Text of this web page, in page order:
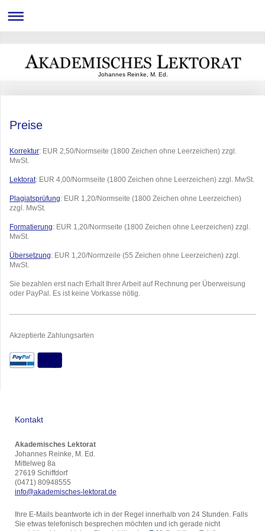
Johannes Reinke, M. Ed.
Preise
Korrektur: EUR 2,50/Normseite (1800 Zeichen ohne Leerzeichen) zzgl.
MwSt.
Lektorat: EUR 4,00/Normseite (1800 Zeichen ohne Leerzeichen) zzgl. MwSt.
Plagiatsprüfung: EUR 1,20/Normseite (1800 Zeichen ohne Leerzeichen)
zzgl. MwSt.
Formatierung: EUR 1,20/Normseite (1800 Zeichen ohne Leerzeichen) zzgl.
MwSt.
Übersetzung: EUR 1,20/Normzeile (55 Zeichen ohne Leerzeichen) zzgl.
MwSt.
Sie bezahlen erst nach Erhalt Ihrer Arbeit auf Rechnung per Überweisung
oder PayPal. Es ist keine Vorkasse nötig.
Akzeptierte Zahlungsarten
Kontakt
Akademisches Lektorat
Johannes Reinke, M. Ed.
Mittelweg 8a
27619 Schiffdorf
(0471) 80948555
info@akademisches-lektorat.de
Ihre E-Mails beantworte ich in der Regel innerhalb von 24 Stunden. Falls
Sie etwas telefonisch besprechen möchten und ich gerade nicht